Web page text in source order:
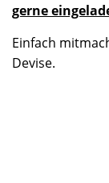
gerne
Einfach
Devise.